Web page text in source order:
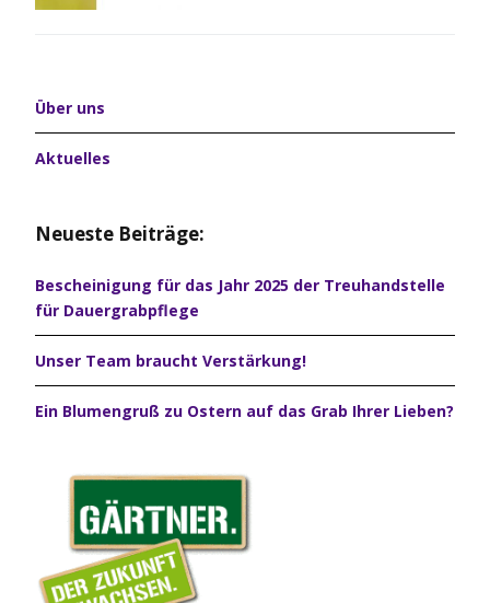
Über uns
Aktuelles
Neueste Beiträge:
Bescheinigung für das Jahr 2025 der Treuhandstelle
für Dauergrabpflege
Unser Team braucht Verstärkung!
Ein Blumengruß zu Ostern auf das Grab Ihrer Lieben?